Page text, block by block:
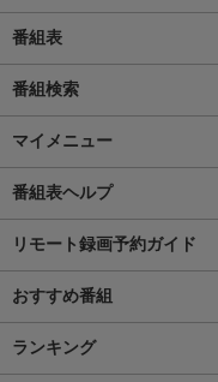
番組表
番組検索
マイメニュー
番組表ヘルプ
リモート録画予約ガイド
おすすめ番組
ランキング